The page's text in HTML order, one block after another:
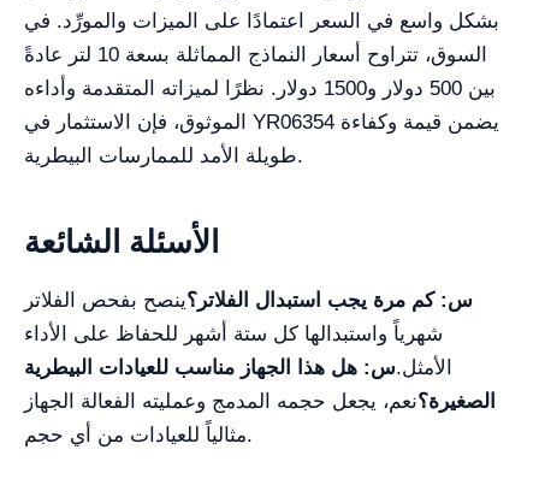
بشكل واسع في السعر اعتمادًا على الميزات والمورِّد. في
السوق، تتراوح أسعار النماذج المماثلة بسعة 10 لتر عادةً
بين 500 دولار و1500 دولار. نظرًا لميزاته المتقدمة وأداءه
الموثوق، فإن الاستثمار في YR06354 يضمن قيمة وكفاءة
طويلة الأمد للممارسات البيطرية.
الأسئلة الشائعة
س: كم مرة يجب استبدال الفلاتر؟ينصح بفحص الفلاتر
شهرياً واستبدالها كل ستة أشهر للحفاظ على الأداء
الأمثل.س: هل هذا الجهاز مناسب للعيادات البيطرية
الصغيرة؟نعم، يجعل حجمه المدمج وعمليته الفعالة الجهاز
مثالياً للعيادات من أي حجم.